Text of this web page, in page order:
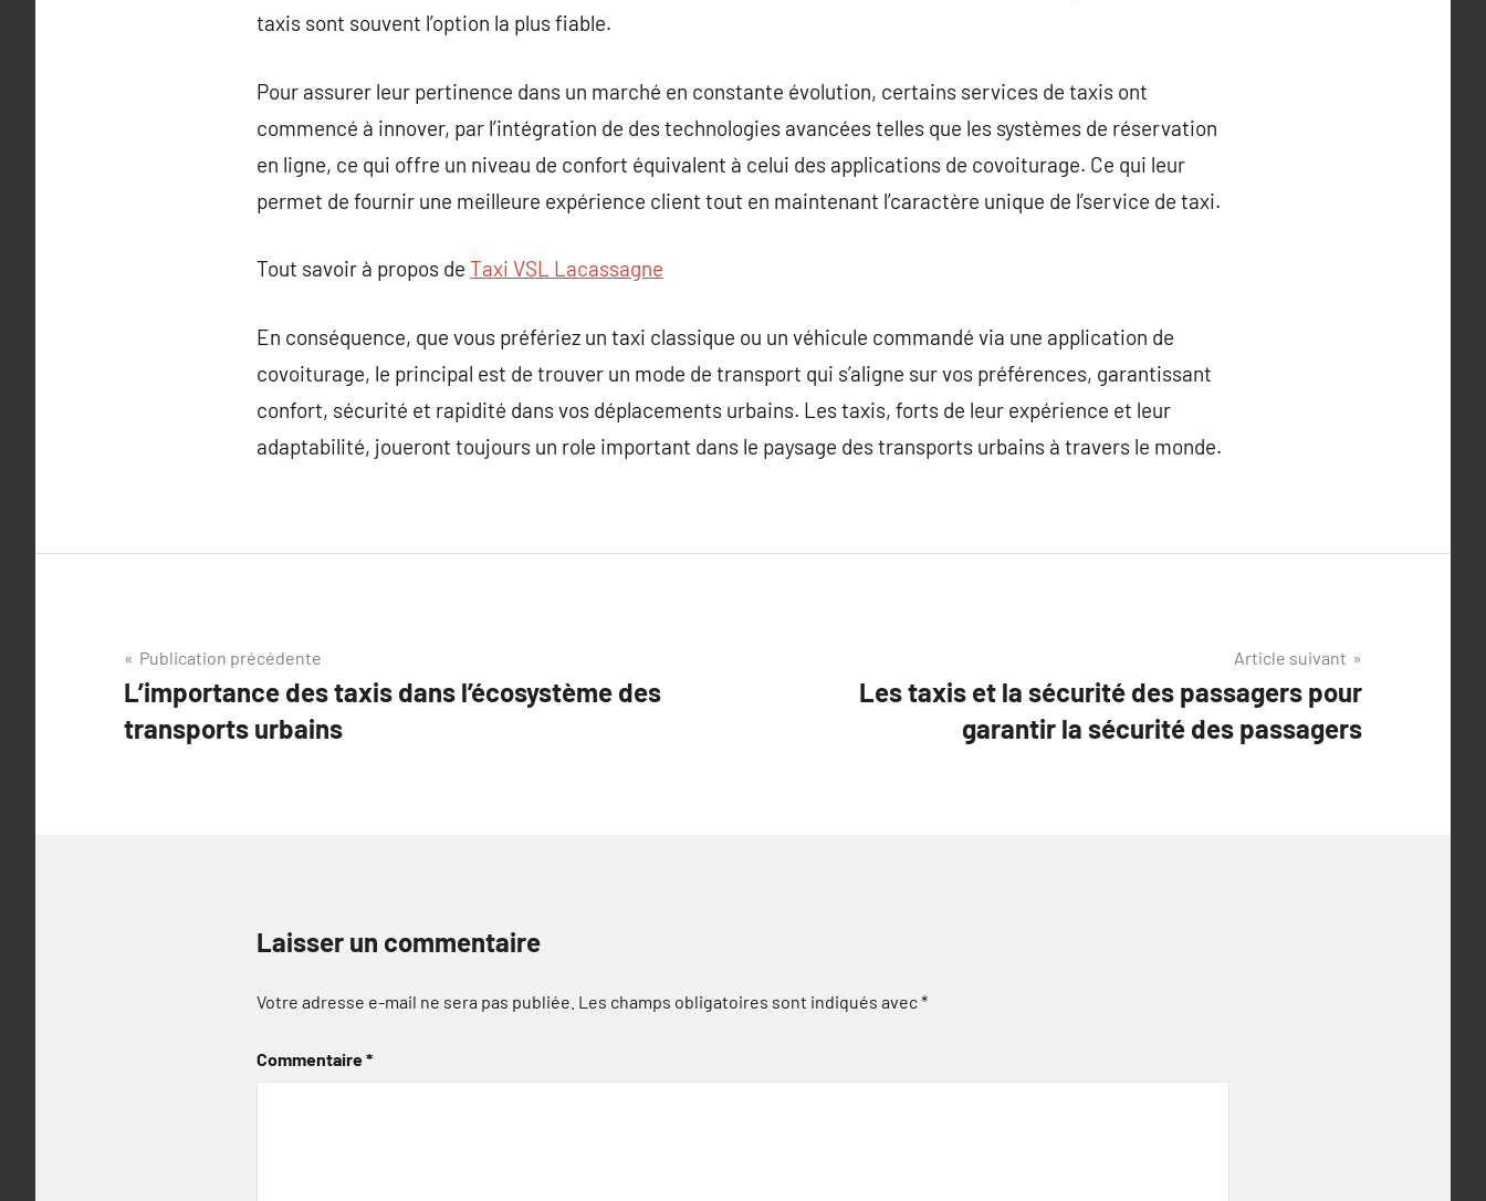
taxis sont souvent l’option la plus fiable.
Pour assurer leur pertinence dans un marché en constante évolution, certains services de taxis ont
commencé à innover, par l’intégration de des technologies avancées telles que les systèmes de réservation
en ligne, ce qui offre un niveau de confort équivalent à celui des applications de covoiturage. Ce qui leur
permet de fournir une meilleure expérience client tout en maintenant l’caractère unique de l’service de taxi.
Tout savoir à propos de Taxi VSL Lacassagne
En conséquence, que vous préfériez un taxi classique ou un véhicule commandé via une application de
covoiturage, le principal est de trouver un mode de transport qui s’aligne sur vos préférences, garantissant
confort, sécurité et rapidité dans vos déplacements urbains. Les taxis, forts de leur expérience et leur
adaptabilité, joueront toujours un role important dans le paysage des transports urbains à travers le monde.
Navigation
de
l’article
Publication précédente
L’importance des taxis dans l’écosystème des
transports urbains
Article suivant
Les taxis et la sécurité des passagers pour
garantir la sécurité des passagers
Laisser un commentaire
Votre adresse e-mail ne sera pas publiée. Les champs obligatoires sont indiqués avec*
Commentaire*